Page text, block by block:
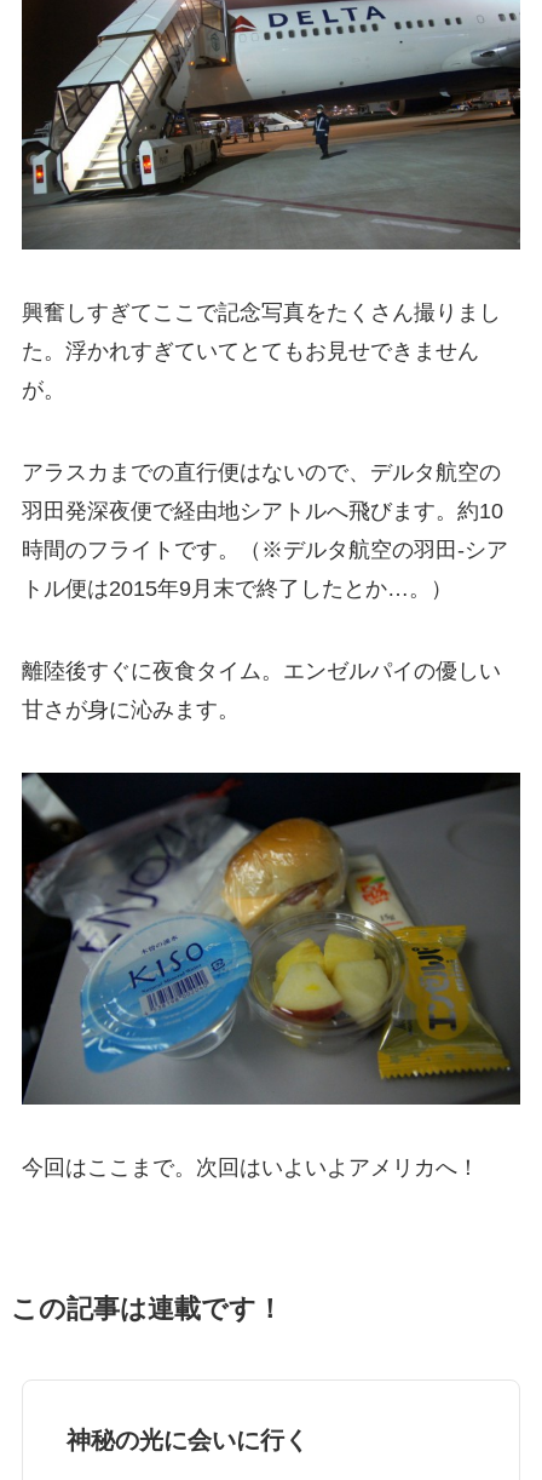
興奮しすぎてここで記念写真をたくさん撮りまし
た。浮かれすぎていてとてもお見せできません
が。
アラスカまでの直行便はないので、デルタ航空の
羽田発深夜便で経由地シアトルへ飛びます。約10
時間のフライトです。（※デルタ航空の羽田‐シア
トル便は2015年9月末で終了したとか…。）
離陸後すぐに夜食タイム。エンゼルパイの優しい
甘さが身に沁みます。
今回はここまで。次回はいよいよアメリカへ！
この記事は連載です！
神秘の光に会いに行く